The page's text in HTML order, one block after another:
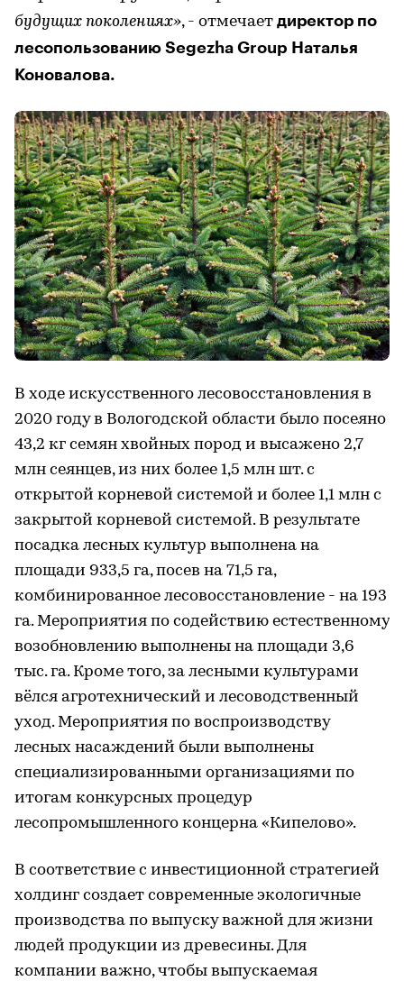
будущих поколениях», - отмечает директор по
лесопользованию Segezha Group Наталья
Коновалова.
В ходе искусственного лесовосстановления в
2020 году в Вологодской области было посеяно
43,2 кг семян хвойных пород и высажено 2,7
млн сеянцев, из них более 1,5 млн шт. с
открытой корневой системой и более 1,1 млн с
закрытой корневой системой. В результате
посадка лесных культур выполнена на
площади 933,5 га, посев на 71,5 га,
комбинированное лесовосстановление - на 193
га. Мероприятия по содействию естественному
возобновлению выполнены на площади 3,6
тыс. га. Кроме того, за лесными культурами
вёлся агротехнический и лесоводственный
уход. Мероприятия по воспроизводству
лесных насаждений были выполнены
специализированными организациями по
итогам конкурсных процедур
лесопромышленного концерна «Кипелово».
В соответствие с инвестиционной стратегией
холдинг создает современные экологичные
производства по выпуску важной для жизни
людей продукции из древесины. Для
компании важно, чтобы выпускаемая